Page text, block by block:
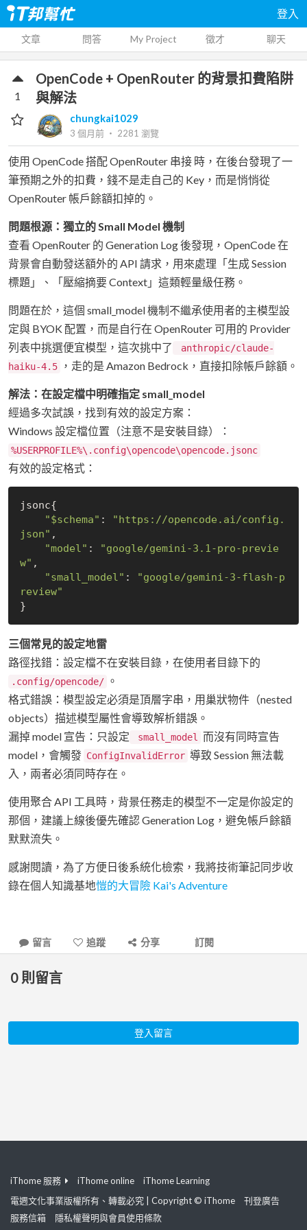
登入
文章 問答 My Project 徵才 聊天
OpenCode + OpenRouter 的背景扣費陷阱
與解法
chungkai1029
3 個月前 ‧ 2281 瀏覽
1
使用 OpenCode 搭配 OpenRouter 串接 時，在後台發現了一
筆預期之外的扣費，錢不是走自己的 Key，而是悄悄從
OpenRouter 帳戶餘額扣掉的。
問題根源：獨立的 Small Model 機制
查看 OpenRouter 的 Generation Log 後發現，OpenCode 在
背景會自動發送額外的 API 請求，用來處理「生成 Session
標題」、「壓縮摘要 Context」這類輕量級任務。
問題在於，這個 small_model 機制不繼承使用者的主模型設
定與 BYOK 配置，而是自行在 OpenRouter 可用的 Provider
列表中挑選便宜模型，這次挑中了
anthropic/claude-
haiku-4.5
，走的是 Amazon Bedrock，直接扣除帳戶餘額。
解法：在設定檔中明確指定 small_model
經過多次試誤，找到有效的設定方案：
Windows 設定檔位置（注意不是安裝目錄）：
%USERPROFILE%\.config\opencode\opencode.jsonc
有效的設定格式：
jsonc{
"$schema" :
"https://opencode.ai/config.
json" ,
"model" :
"google/gemini-3.1-pro-previe
w" ,
"small_model" :
"google/gemini-3-flash-p
review"
三個常見的設定地雷
路徑找錯：設定檔不在安裝目錄，在使用者目錄下的
.config/opencode/ 。
格式錯誤：模型設定必須是頂層字串，用巢狀物件（nested
objects）描述模型屬性會導致解析錯誤。
漏掉 model 宣告：只設定
small_model
而沒有同時宣告
model，會觸發 ConfigInvalidError 導致 Session 無法載
入，兩者必須同時存在。
使用聚合 API 工具時，背景任務走的模型不一定是你設定的
那個，建議上線後優先確認 Generation Log，避免帳戶餘額
默默流失。
感謝閱讀，為了方便日後系統化檢索，我將技術筆記同步收
錄在個人知識基地愷的大冒險 Kai's Adventure
留言 追蹤 分享 訂閱
0 則留言
登入留言
iThome 服務 iThome online
iThome Learning
電週文化事業版權所有、轉載必究 | Copyright © iThome
刊登廣告
服務信箱
隱私權聲明與會員使用條款